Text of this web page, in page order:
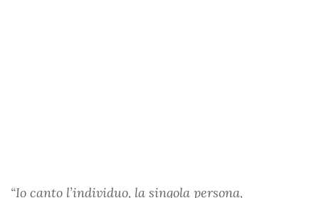
“Io canto l’individuo, la singola persona,